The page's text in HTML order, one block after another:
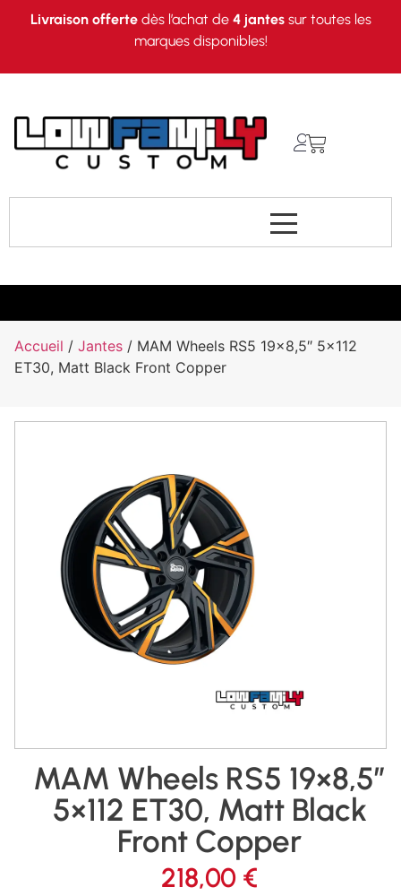
Livraison offertedès l’achat de 4 jantessur toutes les
marques disponibles!
Accueil / Jantes / MAM Wheels RS5 19×8,5″ 5×112
ET30, Matt Black Front Copper
MAM Wheels RS5 19×8,5″
5×112 ET30, Matt Black
Front Copper
218,00 €